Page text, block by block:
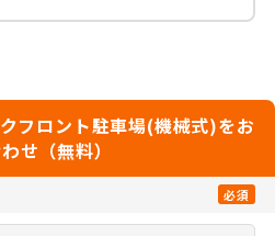
フロント駐車場(機械式)をお
せ（無料）
必須